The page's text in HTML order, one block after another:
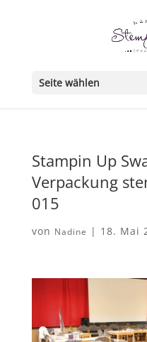
Seite wählen
Stampin Up
Verpackung
015
von Nadine | 18. Mai